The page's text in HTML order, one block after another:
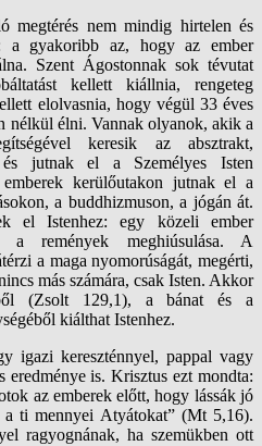
megtérés nem mindig hirtelen és
a gyakoribb az, hogy az ember
Szent Ágostonnak sok tévutat
kellett kiállnia, rengeteg
elolvasnia, hogy végül 33 éves
nélkül élni. Vannak olyanok, akik a
keresik az absztrakt,
és jutnak el a Személyes Isten
emberek kerülőutakon jutnak el a
a buddhizmuson, a jógán át.
el Istenhez: egy közeli ember
a remények meghiúsulása. A
a maga nyomorúságát, megérti,
más számára, csak Isten. Akkor
(Zsolt 129,1), a bánat és a
kiálthat Istenhez.
igazi kereszténnyel, pappal vagy
is. Krisztus ezt mondta:
az emberek előtt, hogy lássák jó
a ti mennyei Atyátokat” (Mt 5,16).
ragyognának, ha szemükben ott